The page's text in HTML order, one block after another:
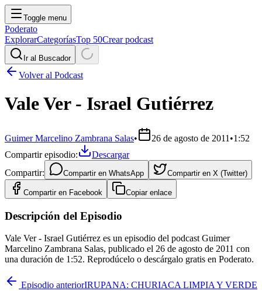
Toggle menu
Poderato
ExplorarCategoríasTop 50Crear podcast
Ir al Buscador
Volver al Podcast
Vale Ver - Israel Gutiérrez
Guimer Marcelino Zambrana Salas• 26 de agosto de 2011 •1:52
Compartir episodio:
Descargar
Compartir:
Compartir en WhatsApp Compartir en X (Twitter)
Compartir en Facebook Copiar enlace
Descripción del Episodio
Vale Ver - Israel Gutiérrez es un episodio del podcast Guimer
Marcelino Zambrana Salas, publicado el 26 de agosto de 2011 con
una duración de 1:52. Reprodúcelo o descárgalo gratis en Poderato.
Episodio anteriorIRUPANA: CHURIACA LIMPIA Y VERDE